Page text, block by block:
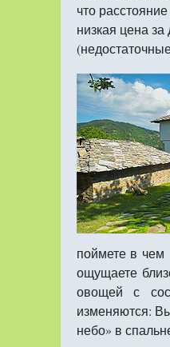
что
низкая цена
поймете в чем
ощущаете
овощей с
изменяются:
небо» в